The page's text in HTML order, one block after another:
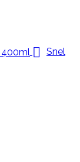
 Snel